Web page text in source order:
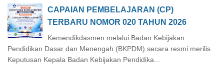
CAPAIAN PEMBELAJARAN (CP)
TERBARU NOMOR 020 TAHUN 2026
Kemendikdasmen melalui Badan Kebijakan
Pendidikan Dasar dan Menengah (BKPDM) secara resmi merilis
Keputusan Kepala Badan Kebijakan Pendidika...